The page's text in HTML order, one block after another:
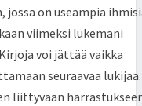
jossa on useampia
viimeksi lukemani
voi jättää vaikka
seuraavaa lukijaa.
liittyvään